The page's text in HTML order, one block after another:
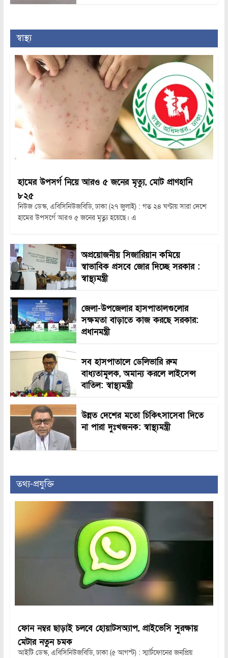
স্বাস্থ্য
হামের উপসর্গ নিয়ে আরও ৫ জনের মৃত্যু, মোট প্রাণহানি
৮২৫
নিউজ ডেস্ক, এবিসিনিউজবিডি, ঢাকা (২৭ জুলাই) : গত ২৪ ঘণ্টায় সারা দেশে
হামের উপসর্গে আরও ৫ জনের মৃত্যু হয়েছে। এ
অপ্রয়োজনীয় সিজারিয়ান কমিয়ে
স্বাভাবিক প্রসবে জোর দিচ্ছে সরকার :
স্বাস্থ্যমন্ত্রী
জেলা-উপজেলার হাসপাতালগুলোর
সক্ষমতা বাড়াতে কাজ করছে সরকার:
প্রধানমন্ত্রী
সব হাসপাতালে ডেলিভারি রুম
বাধ্যতামূলক, অমান্য করলে লাইসেন্স
বাতিল: স্বাস্থ্যমন্ত্রী
উন্নত দেশের মতো চিকিৎসাসেবা দিতে
না পারা দুঃখজনক: স্বাস্থ্যমন্ত্রী
তথ্য-প্রযুক্তি
ফোন নম্বর ছাড়াই চলবে হোয়াটসঅ্যাপ, প্রাইভেসি সুরক্ষায়
মেটার নতুন চমক
আইটি ডেস্ক, এবিসিনিউজবিডি, ঢাকা (৫ আগস্ট) : স্মার্টফোনের জনপ্রিয়